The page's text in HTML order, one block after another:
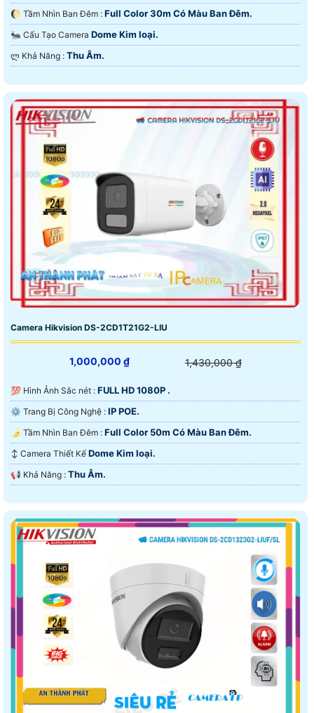
🌔 Tầm Nhìn Ban Đêm : Full Color 30m Có Màu Ban Ðêm.
🐜 Cấu Tạo Camera Dome Kim loại.
️ლ Khả Năng : Thu Âm.
Camera Hikvision DS-2CD1T21G2-LIU
1,000,000 ₫ 1,430,000 ₫
💯 Hình Ảnh Sắc nét : FULL HD 1080P .
⚙ Trang Bị Công Nghệ : IP POE.
🌛 Tầm Nhìn Ban Đêm : Full Color 50m Có Màu Ban Ðêm.
↕️ Camera Thiết Kế Dome Kim loại.
️📢 Khả Năng : Thu Âm.